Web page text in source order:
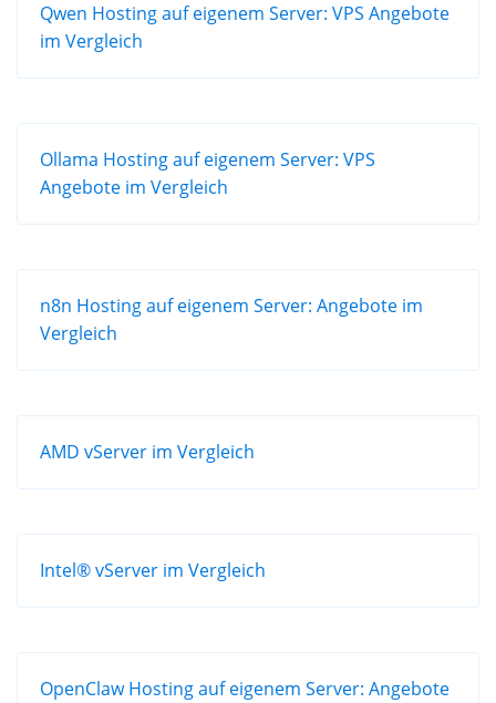
Qwen Hosting auf eigenem Server: VPS Angebote
im Vergleich
Ollama Hosting auf eigenem Server: VPS
Angebote im Vergleich
n8n Hosting auf eigenem Server: Angebote im
Vergleich
AMD vServer im Vergleich
Intel® vServer im Vergleich
OpenClaw Hosting auf eigenem Server: Angebote